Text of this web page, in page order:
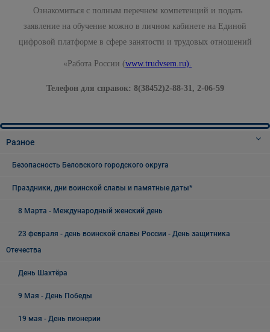
Ознакомиться с полным перечнем компетенций и подать
заявление на обучение можно в личном кабинете на Единой
цифровой платформе в сфере занятости и трудовых отношений
«Работа России (www.trudvsem.ru).
Телефон для справок: 8(38452)2-88-31, 2-06-59
Разное
Безопасность Беловского городского округа
Праздники, дни воинской славы и памятные даты*
8 Марта - Международный женский день
23 февраля - день воинской славы России - День защитника
Отечества
День Шахтёра
9 Мая - День Победы
19 мая - День пионерии